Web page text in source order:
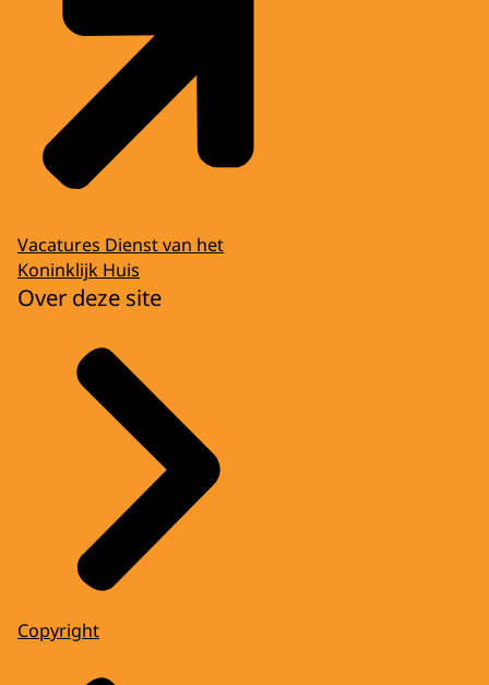
Vacatures Dienst van het
Koninklijk Huis
Over deze site
Copyright